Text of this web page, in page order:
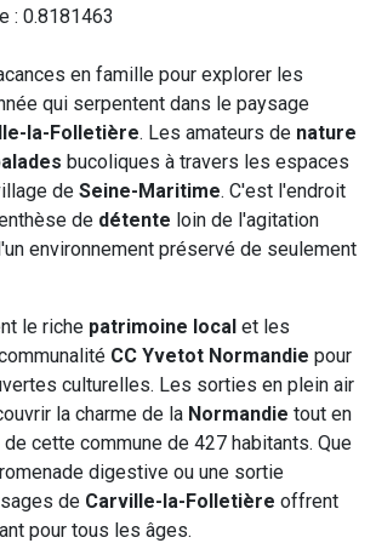
: 0.8181463
en famille pour explorer les
qui serpentent dans le paysage
la-Folletière. Les amateurs de nature
bucoliques à travers les espaces
de Seine-Maritime. C'est l'endroit
de détente loin de l'agitation
environnement préservé de seulement
le riche patrimoine local et les
CC Yvetot Normandie pour
culturelles. Les sorties en plein air
la charme de la Normandie tout en
cette commune de 427 habitants. Que
digestive ou une sortie
de Carville-la-Folletière offrent
pour tous les âges.